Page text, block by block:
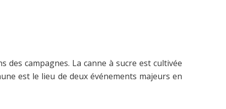
campagnes. La canne à sucre est cultivée
est le lieu de deux événements majeurs en